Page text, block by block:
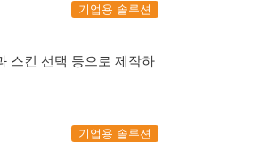
기업용 솔루션
스킨 선택 등으로 제작하
기업용 솔루션